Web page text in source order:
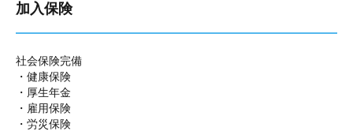
加入保険
社会保険完備
・健康保険
・厚生年金
・雇用保険
・労災保険